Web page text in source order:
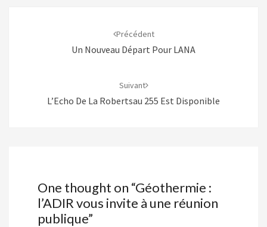
Précédent
Un Nouveau Départ Pour LANA
Suivant
L’Echo De La Robertsau 255 Est Disponible
One thought on “Géothermie :
l’ADIR vous invite à une réunion
publique”